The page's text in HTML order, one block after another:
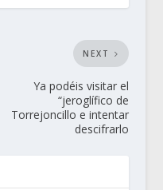
NEXT
Ya podéis visitar el
“jeroglífico de
Torrejoncillo e intentar
descifrarlo